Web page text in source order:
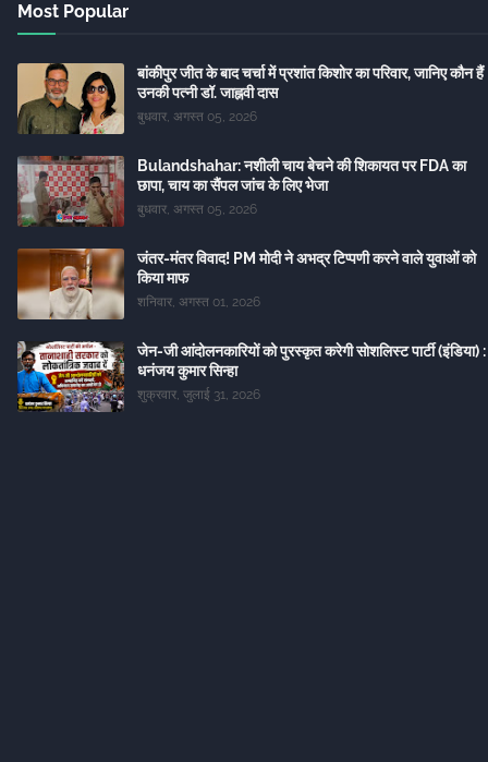
Most Popular
बांकीपुर जीत के बाद चर्चा में प्रशांत किशोर का परिवार, जानिए कौन हैं
उनकी पत्नी डॉ. जाह्नवी दास
बुधवार, अगस्त 05, 2026
Bulandshahar: नशीली चाय बेचने की शिकायत पर FDA का
छापा, चाय का सैंपल जांच के लिए भेजा
बुधवार, अगस्त 05, 2026
जंतर-मंतर विवाद! PM मोदी ने अभद्र टिप्पणी करने वाले युवाओं को
किया माफ
शनिवार, अगस्त 01, 2026
जेन-जी आंदोलनकारियों को पुरस्कृत करेगी सोशलिस्ट पार्टी (इंडिया) :
धनंजय कुमार सिन्हा
शुक्रवार, जुलाई 31, 2026